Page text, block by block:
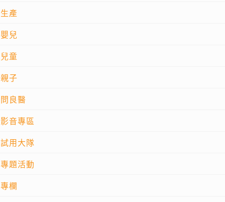
生產
嬰兒
兒童
親子
問良醫
影音專區
試用大隊
專題活動
專欄